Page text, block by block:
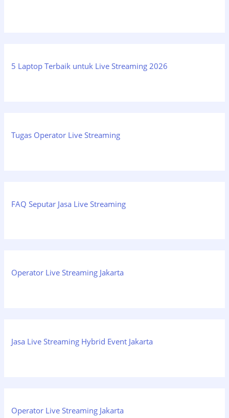
5 Laptop Terbaik untuk Live Streaming 2026
Tugas Operator Live Streaming
FAQ Seputar Jasa Live Streaming
Operator Live Streaming Jakarta
Jasa Live Streaming Hybrid Event Jakarta
Operator Live Streaming Jakarta